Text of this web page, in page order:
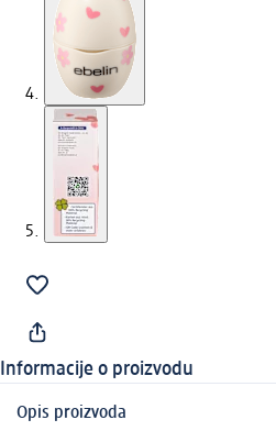
Informacije o proizvodu
Opis proizvoda